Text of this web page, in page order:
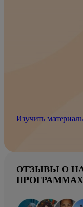
Изучить
ОТЗЫВЫ О
ПРОГРАММАХ